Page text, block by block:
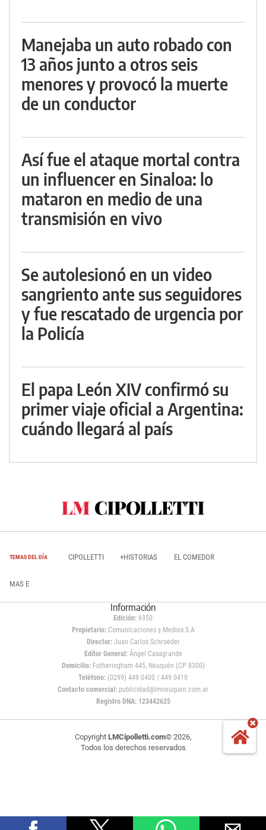
Manejaba un auto robado con
13 años junto a otros seis
menores y provocó la muerte
de un conductor
Así fue el ataque mortal contra
un influencer en Sinaloa: lo
mataron en medio de una
transmisión en vivo
Se autolesionó en un video
sangriento ante sus seguidores
y fue rescatado de urgencia por
la Policía
El papa León XIV confirmó su
primer viaje oficial a Argentina:
cuándo llegará al país
TEMAS DEL DÍA CIPOLLETTI +HISTORIAS EL COMEDOR
MAS E
Información
Edición: 6950
Propietario:Comunicaciones y Medios S.A
Director: Juan Carlos Schroeder
Editor General:Ángel Casagrande
Domicilio:Fotheringham 445, Neuquén (CP 8300)
Teléfono: (0299) 449 0400 / 449 0410
Contacto comercial: publicidad@lmneuquen.com.ar
Registro DNA: 123442625
Copyright LMCipolletti.com© 2026,
Todos los derechos reservados